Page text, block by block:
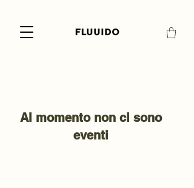
Al momento non ci sono
eventi